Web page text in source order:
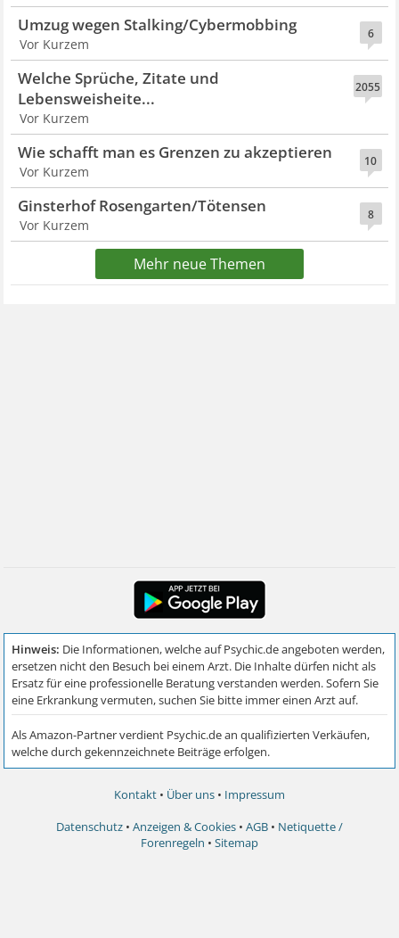
6
Umzug wegen Stalking/Cybermobbing
Vor Kurzem
2055
Welche Sprüche, Zitate und
Lebensweisheite...
Vor Kurzem
10
Wie schafft man es Grenzen zu akzeptieren
Vor Kurzem
8
Ginsterhof Rosengarten/Tötensen
Vor Kurzem
Mehr neue Themen
Kontakt • Über uns • Impressum
Datenschutz • Anzeigen & Cookies • AGB • Netiquette /
Forenregeln • Sitemap